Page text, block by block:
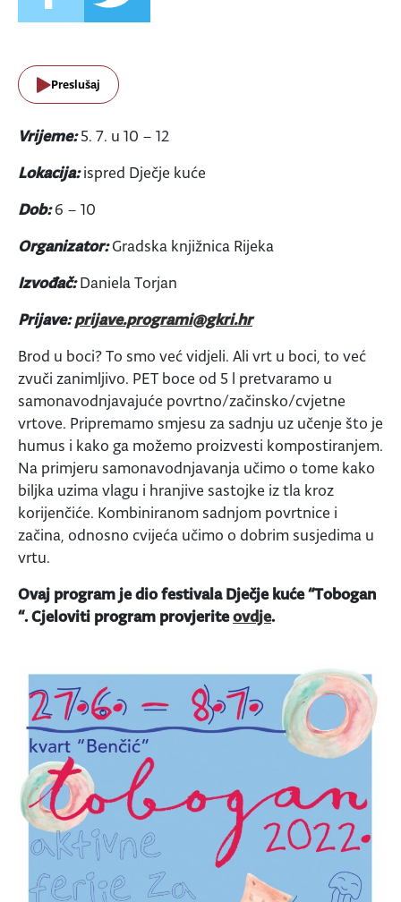
Preslušaj
Vrijeme:5. 7. u 10 – 12
Lokacija:ispred Dječje kuće
Dob:6 – 10
Organizator:Gradska knjižnica Rijeka
Izvođač:Daniela Torjan
Prijave:prijave.programi@gkri.hr
Brod u boci? To smo već vidjeli. Ali vrt u boci, to već
zvuči zanimljivo. PET boce od 5 l pretvaramo u
samonavodnjavajuće povrtno/začinsko/cvjetne
vrtove. Pripremamo smjesu za sadnju uz učenje što je
humus i kako ga možemo proizvesti kompostiranjem.
Na primjeru samonavodnjavanja učimo o tome kako
biljka uzima vlagu i hranjive sastojke iz tla kroz
korijenčiće. Kombiniranom sadnjom povrtnice i
začina, odnosno cvijeća učimo o dobrim susjedima u
vrtu.
Ovaj program je dio festivala Dječje kuće “Tobogan
“. Cjeloviti program provjeriteovdje.